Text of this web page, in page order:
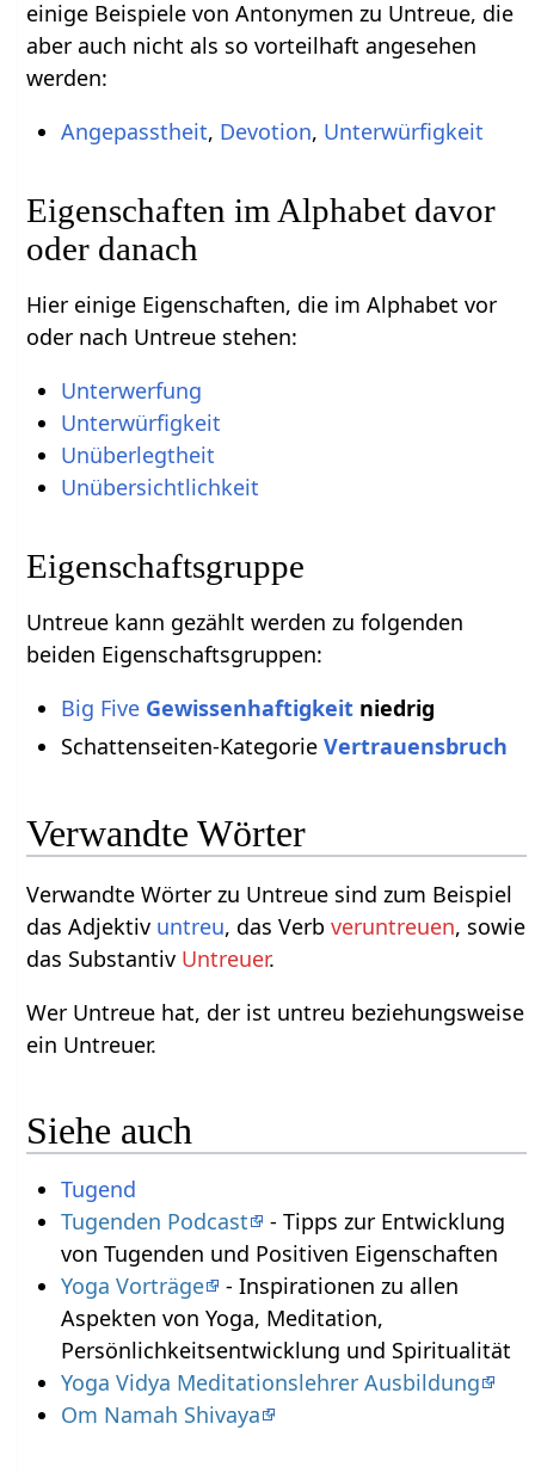
einige Beispiele von Antonymen zu Untreue, die
aber auch nicht als so vorteilhaft angesehen
werden:
Angepasstheit, Devotion, Unterwürfigkeit
Eigenschaften im Alphabet davor
oder danach
Hier einige Eigenschaften, die im Alphabet vor
oder nach Untreue stehen:
Unterwerfung
Unterwürfigkeit
Unüberlegtheit
Unübersichtlichkeit
Eigenschaftsgruppe
Untreue kann gezählt werden zu folgenden
beiden Eigenschaftsgruppen:
Big Five Gewissenhaftigkeitniedrig
Schattenseiten-Kategorie Vertrauensbruch
Verwandte Wörter
Verwandte Wörter zu Untreue sind zum Beispiel
das Adjektiv untreu, das Verbveruntreuen, sowie
das Substantiv Untreuer.
Wer Untreue hat, der ist untreu beziehungsweise
ein Untreuer.
Siehe auch
Tugend
Tugenden Podcast
- Tipps zur Entwicklung
von Tugenden und Positiven Eigenschaften
Yoga Vorträge
- Inspirationen zu allen
Aspekten von Yoga, Meditation,
Persönlichkeitsentwicklung und Spiritualität
Yoga Vidya Meditationslehrer Ausbildung
Om Namah Shivaya